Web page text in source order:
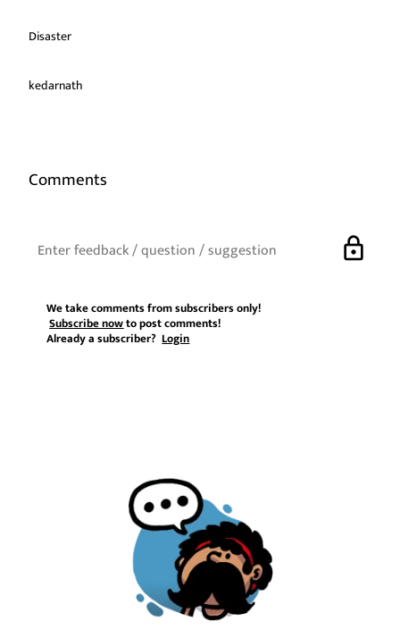
Disaster
kedarnath
Comments
lock
We take comments from subscribers only!
Subscribe nowto post comments!
Already a subscriber?Login